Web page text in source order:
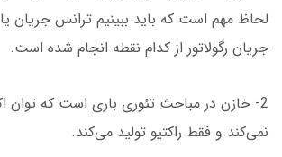
لحاظ مهم است که باید ببینیم ترانس جریان یا
جریان رگولاتور از کدام نقطه انجام شده است.
2- خازن در مباحث تئوری باری است که توان
نمی‌کند و فقط راکتیو تولید می‌کند.